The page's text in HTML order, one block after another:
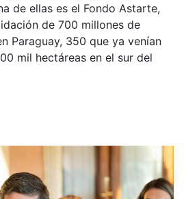
de ellas es el Fondo Astarte,
de 700 millones de
Paraguay, 350 que ya venían
mil hectáreas en el sur del